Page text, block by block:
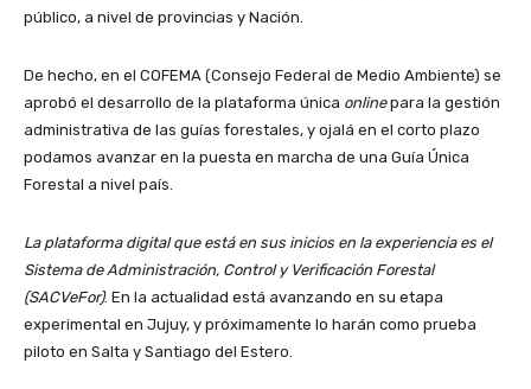
público, a nivel de provincias y Nación.
De hecho, en el COFEMA (Consejo Federal de Medio Ambiente) se
aprobó el desarrollo de la plataforma única onlinepara la gestión
administrativa de las guías forestales, y ojalá en el corto plazo
podamos avanzar en la puesta en marcha de una Guía Única
Forestal a nivel país.
La plataforma digital que está en sus inicios en la experiencia es el
Sistema de Administración, Control y Verificación Forestal
(SACVeFor). En la actualidad está avanzando en su etapa
experimental en Jujuy, y próximamente lo harán como prueba
piloto en Salta y Santiago del Estero.